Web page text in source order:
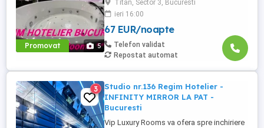
Promovat 5
Sector 3 Bucuresti . Garsoniera se alfa in
Complex Rezidential Nou . Acces Bariera
Monitorizare Video in Complex ( de la
Politia Locala Sector 3 ) Loc de parcare
PRIVAT in complex ...
Titan, Sector 3, Bucuresti
ieri 16:00
67 EUR/noapte
Telefon validat
Repostat automat
3
Studio nr.136 Regim Hotelier -
INFINITY MIRROR LA PAT -
Bucuresti
Vip Luxury Rooms va ofera spre inchiriere